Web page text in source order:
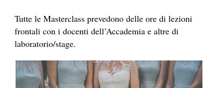
Tutte le Masterclass prevedono delle ore di lezioni
frontali con i docenti dell’Accademia e altre di
laboratorio/stage.